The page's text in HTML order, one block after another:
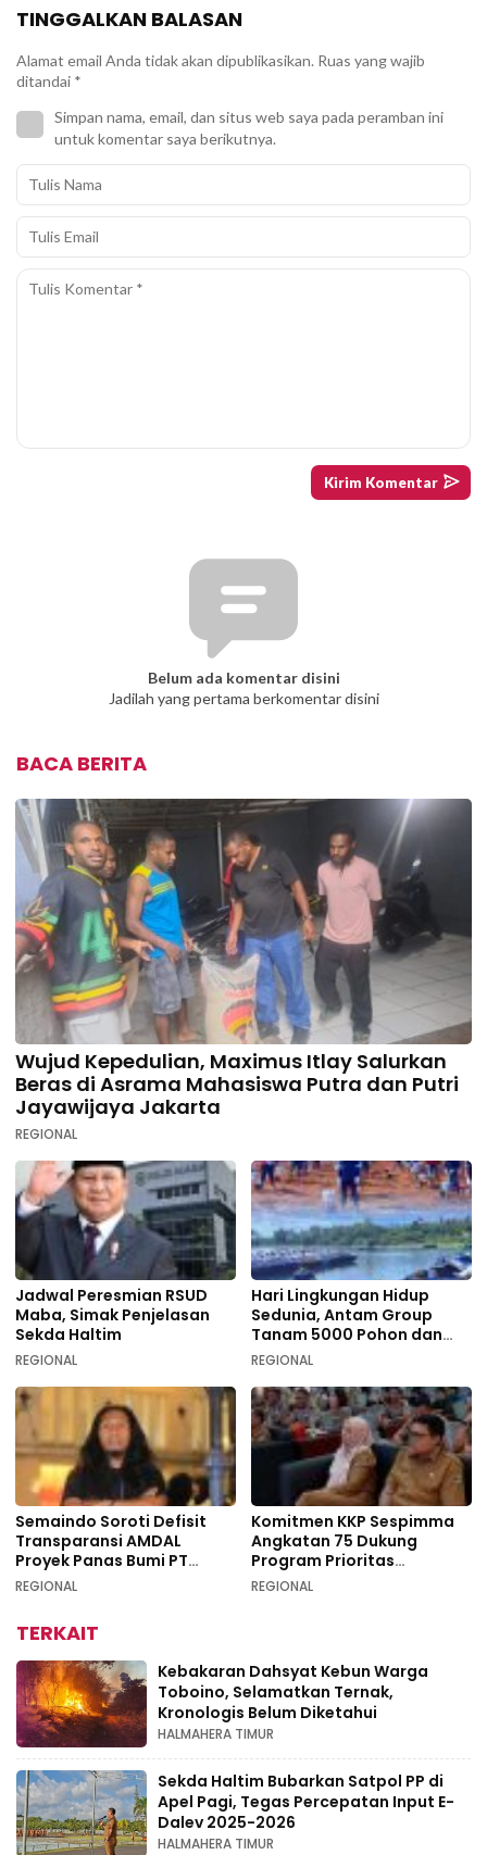
TINGGALKAN BALASAN
Alamat email Anda tidak akan dipublikasikan. Ruas yang wajib
ditandai *
Simpan nama, email, dan situs web saya pada peramban ini
untuk komentar saya berikutnya.
Belum ada komentar disini
Jadilah yang pertama berkomentar disini
BACA BERITA
Wujud Kepedulian, Maximus Itlay Salurkan
Beras di Asrama Mahasiswa Putra dan Putri
Jayawijaya Jakarta
REGIONAL
Jadwal Peresmian RSUD
Maba, Simak Penjelasan
Sekda Haltim
REGIONAL
Hari Lingkungan Hidup
Sedunia, Antam Group
Tanam 5000 Pohon dan
Aksi Bersih di Sofifi
REGIONAL
Semaindo Soroti Defisit
Transparansi AMDAL
Proyek Panas Bumi PT
Geodipa Energi di
REGIONAL
Komitmen KKP Sespimma
Angkatan 75 Dukung
Program Prioritas
Swasembada Pangan
REGIONAL
TERKAIT
Kebakaran Dahsyat Kebun Warga
Toboino, Selamatkan Ternak,
Kronologis Belum Diketahui
HALMAHERA TIMUR
Sekda Haltim Bubarkan Satpol PP di
Apel Pagi, Tegas Percepatan Input E-
Dalev 2025-2026
HALMAHERA TIMUR